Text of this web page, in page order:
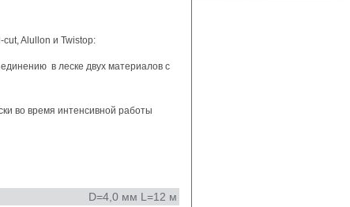
Alullon и Twistop:
в леске двух материалов с
во время интенсивной работы
D=4,0 мм L=12 м